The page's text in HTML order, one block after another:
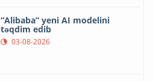
“Alibaba” yeni AI modelini
təqdim edib
03-08-2026